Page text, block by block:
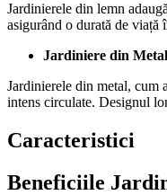
Jardinierele din lemn
asigurând o durată de viață
Jardiniere din Metal
Jardinierele din metal, cum
intens circulate. Designul
Caracteristici
Beneficiile